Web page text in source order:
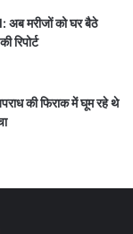
मरीजों को घर बैठे
रिपोर्ट
की फिराक में घूम रहे थे